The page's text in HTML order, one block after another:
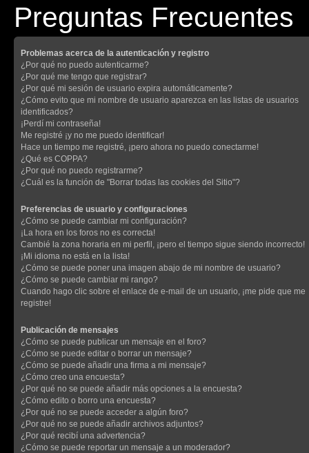
Preguntas Frecuentes
Problemas acerca de la autenticación y registro
¿Por qué no puedo autenticarme?
¿Por qué me tengo que registrar?
¿Por qué mi sesión de usuario expira automáticamente?
¿Cómo evito que mi nombre de usuario aparezca en las listas de usuarios
identificados?
¡Perdí mi contraseña!
Me registré ¡y no me puedo identificar!
Hace un tiempo me registré, ¡pero ahora no puedo conectarme!
¿Qué es COPPA?
¿Por qué no puedo registrarme?
¿Cuál es la función de "Borrar todas las cookies del Sitio"?
Preferencias de usuario y configuraciones
¿Cómo se puede cambiar mi configuración?
¡La hora en los foros no es correcta!
Cambié la zona horaria en mi perfil, ¡pero el tiempo sigue siendo incorrecto!
¡Mi idioma no está en la lista!
¿Cómo se puede poner una imagen abajo de mi nombre de usuario?
¿Cómo se puede cambiar mi rango?
Cuando hago clic sobre el enlace de e-mail de un usuario, ¡me pide que me
registre!
Publicación de mensajes
¿Cómo se puede publicar un mensaje en el foro?
¿Cómo se puede editar o borrar un mensaje?
¿Cómo se puede añadir una firma a mi mensaje?
¿Cómo creo una encuesta?
¿Por qué no se puede añadir más opciones a la encuesta?
¿Cómo edito o borro una encuesta?
¿Por qué no se puede acceder a algún foro?
¿Por qué no se puede añadir archivos adjuntos?
¿Por qué recibí una advertencia?
¿Cómo se puede reportar un mensaje a un moderador?